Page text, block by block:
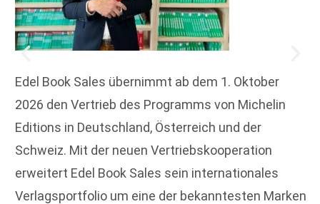
Edel Book Sales übernimmt ab dem 1. Oktober
2026 den Vertrieb des Programms von Michelin
Editions in Deutschland, Österreich und der
Schweiz. Mit der neuen Vertriebskooperation
erweitert Edel Book Sales sein internationales
Verlagsportfolio um eine der bekanntesten Marken